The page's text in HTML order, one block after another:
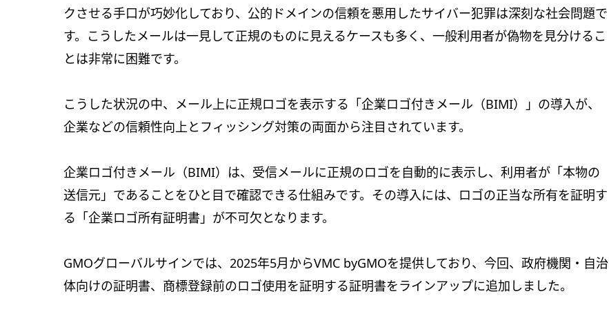
クさせる手口が巧妙化しており、公的ドメインの信頼を悪用したサイバー犯罪は深刻な社会問題で
す。こうしたメールは一見して正規のものに見えるケースも多く、一般利用者が偽物を見分けるこ
とは非常に困難です。
こうした状況の中、メール上に正規ロゴを表示する「企業ロゴ付きメール（BIMI）」の導入が、
企業などの信頼性向上とフィッシング対策の両面から注目されています。
企業ロゴ付きメール（BIMI）は、受信メールに正規のロゴを自動的に表示し、利用者が「本物の
送信元」であることをひと目で確認できる仕組みです。その導入には、ロゴの正当な所有を証明す
る「企業ロゴ所有証明書」が不可欠となります。
GMOグローバルサインでは、2025年5月からVMC byGMOを提供しており、今回、政府機関・自治
体向けの証明書、商標登録前のロゴ使用を証明する証明書をラインアップに追加しました。